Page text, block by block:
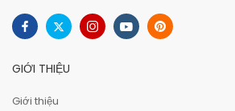
GIỚI THIỆU
Giới thiệu